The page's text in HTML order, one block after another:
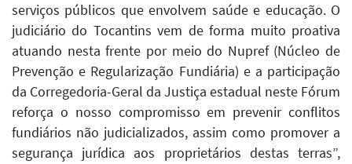
serviços públicos que envolvem saúde e educação. O
judiciário do Tocantins vem de forma muito proativa
atuando nesta frente por meio do Nupref (Núcleo de
Prevenção e Regularização Fundiária) e a participação
da Corregedoria-Geral da Justiça estadual neste Fórum
reforça o nosso compromisso em prevenir conflitos
fundiários não judicializados, assim como promover a
segurança jurídica aos proprietários destas terras”,